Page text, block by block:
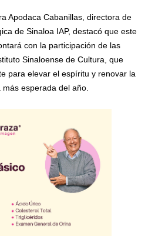
Apodaca Cabanillas, directora de
de Sinaloa IAP, destacó que este
con la participación de las
Sinaloense de Cultura, que
para elevar el espíritu y renovar la
esperada del año.